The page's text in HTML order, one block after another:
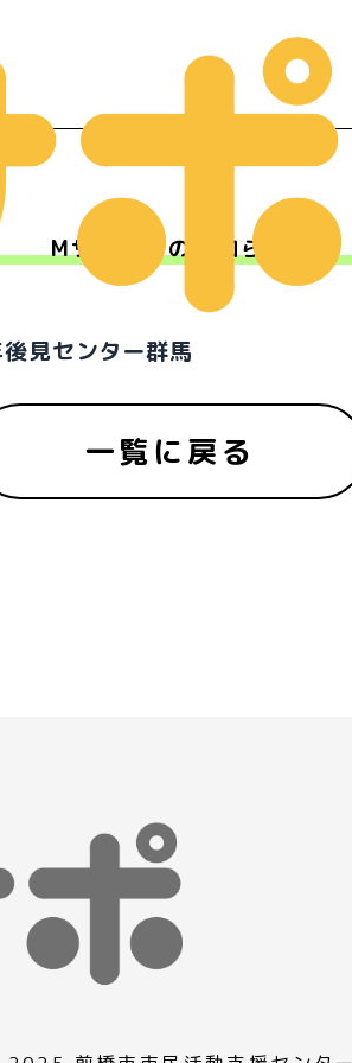
Mサポからのお知らせ
見センター群馬
一覧に戻る